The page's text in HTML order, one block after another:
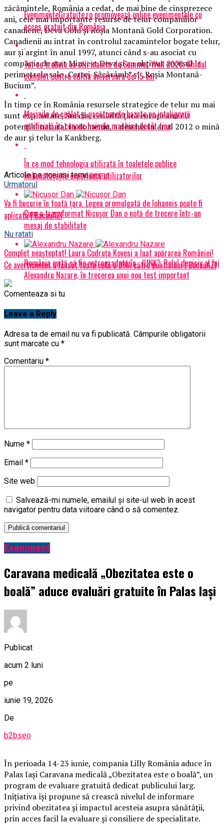
zăcămintele, România a cedat, de mai bine de cinsprezece
ani, cele mai importante resurse de telur companiilor
canadiene, Deva Gold şi Roşia Montană Gold Corporation.
Canadienii au intrat în controlul zacamintelor bogate telur,
aur şi argint în anul 1997, atunci când s-au asociat cu
compania de stat Minvest Deva şi au obţinut accesul la
perimetrele sale „Certej-Săcărâmb” şI „Roşia Montană-
Bucium”.
În timp ce în România resursele strategice de telur nu mai
sunt exploatate, Suedia, cealaltă ţară europeană cu
potenţial natural în domeniu, a deschis în anul 2012 o mină
de aur şi telur la Kankberg.
Articole pe aceiasi tema:prima
Urmatorul
Va fi bucurie în toată țara. Legea promulgată de Iohannis poate fi
aplicată | BacauAZI
Nu ratati
Complet neașteptat! Laura Codruța Kovesi a luat apărarea României!
Ce avertisment a lansat fosta șefă a DNA către politicieni | BacauAZI
EvenimenteGratuite.ro promovează online evenimentele cu
acces gratuit din România
Tot ce trebuie sa stii inainte de Summer Well 2026. Ghidul
complet pentru editia aniversara de 15 ani
Mașinile de spălat și uscătoarele bazate pe inteligență
artificială îți cunosc hainele mai bine decât tine
În ce mod tehnologia utilizată în toaletele publice
îmbunătățește experiența utilizatorilor
Cum a transformat Nicușor Dan o notă de trecere într-un
mesaj de stabilitate
România evită să fie retrogradată în „JUNK”. Rolul decisiv al lui
Alexandru Nazare, în trecerea unui nou test important
Comenteaza si tu
Leave a Reply
Adresa ta de email nu va fi publicată. Câmpurile obligatorii
sunt marcate cu *
Comentariu *
Nume *
Email *
Site web
Salvează-mi numele, emailul și site-ul web în acest
navigator pentru data viitoare când o să comentez.
Eveniment
Caravana medicală „Obezitatea este o
boală” aduce evaluări gratuite în Palas Iași
Publicat
acum 2 luni
pe
iunie 19, 2026
De
b2bseo
În perioada 14-23 iunie, compania Lilly România aduce în
Palas Iași Caravana medicală „Obezitatea este o boală”, un
program de evaluare gratuită dedicat publicului larg.
Inițiativa își propune să crească nivelul de informare
privind obezitatea și impactul acesteia asupra sănătății,
prin acces facil la evaluare și consiliere de specialitate.